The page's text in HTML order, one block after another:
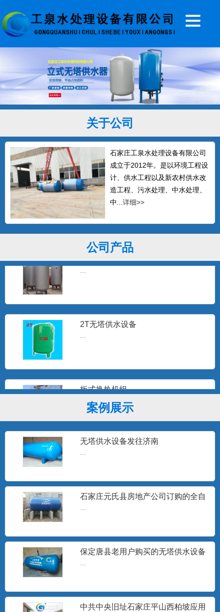
关于公司
石家庄工泉水处理设备有限公司
成立于2012年。是以环境工程设
计、供水工程以及新农村供水改
造工程、污水处理、中水处理、
中...详细>>
公司产品
20T无塔供水器
...
5T无塔供水设备
...
全自动无塔供水设备
石家庄工泉公司生产的无塔供水设备，全
自动无塔供水器常年销往北...
3T无塔供水器
...
2T无塔供水设备
板式换热机组
...
流井水除砂器销往地区有：...
...
案例展示
无塔供水设备发往济南
...
石家庄元氏县房地产公司订购的全自
...
保定唐县老用户购买的无塔供水设备
...
中共中央旧址石家庄平山西柏坡应用